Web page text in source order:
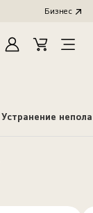
Бизнес
Cart
Open
Устранение